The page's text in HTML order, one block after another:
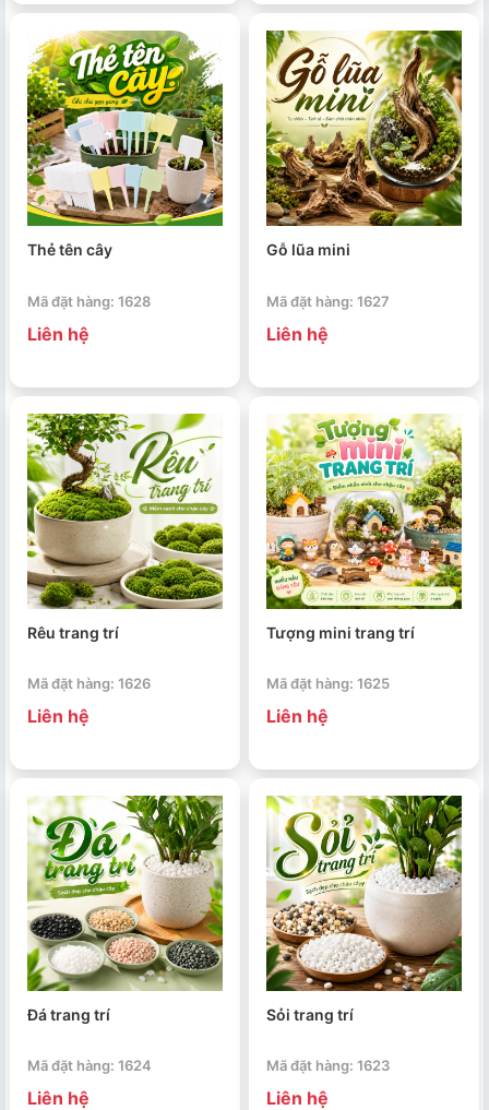
Thẻ tên cây
Mã đặt hàng: 1628
Liên hệ
Gỗ lũa mini
Mã đặt hàng: 1627
Liên hệ
Rêu trang trí
Mã đặt hàng: 1626
Liên hệ
Tượng mini trang trí
Mã đặt hàng: 1625
Liên hệ
Đá trang trí
Mã đặt hàng: 1624
Liên hệ
Sỏi trang trí
Mã đặt hàng: 1623
Liên hệ